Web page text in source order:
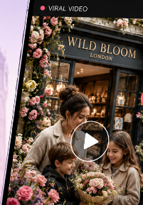
trò của các thiết bị điện